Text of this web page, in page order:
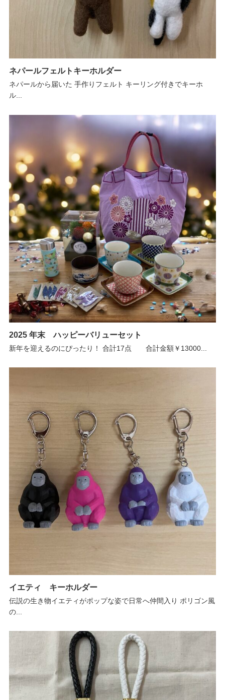
ネパールフェルトキーホルダー
ネパールから届いた 手作りフェルト キーリング付きでキーホ
ル...
2025 年末 ハッピーバリューセット
新年を迎えるのにぴったり！ 合計17点 合計金額￥13000...
イエティ キーホルダー
伝説の生き物イエティがポップな姿で日常へ仲間入り ポリゴン風
の...